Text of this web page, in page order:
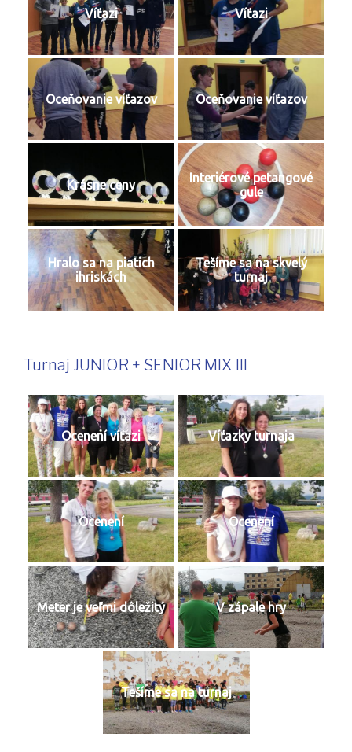
Víťazi Víťazi
Oceňovanie víťazov Oceňovanie víťazov
Krásne ceny
Interiérové petangové
gule
Hralo sa na piatich
ihriskách
Tešíme sa na skvelý
turnaj
Turnaj JUNIOR + SENIOR MIX III
Ocenení víťazi Víťazky turnaja
Ocenení Ocenení
Meter je veľmi dôležitý V zápale hry
Tešíme sa na turnaj